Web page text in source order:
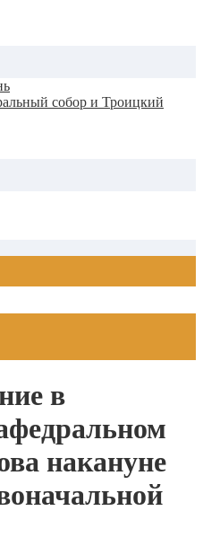
собор и Троицкий
в
накануне